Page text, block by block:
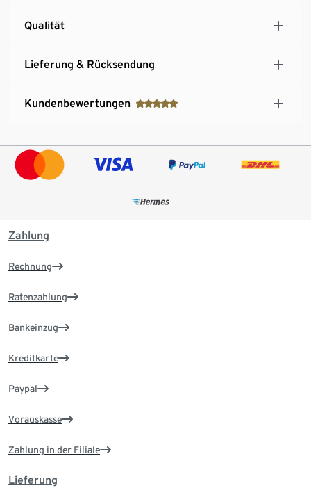
Qualität
Lieferung & Rücksendung
Kundenbewertungen
Zahlung
Rechnung
Ratenzahlung
Bankeinzug
Kreditkarte
Paypal
Vorauskasse
Zahlung in der Filiale
Lieferung